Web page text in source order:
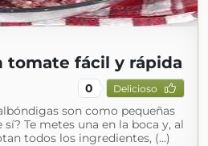
tomate fácil y rápida
0 Delicioso
son como pequeñas
Te metes una en la boca y, al
todos los ingredientes, (...)